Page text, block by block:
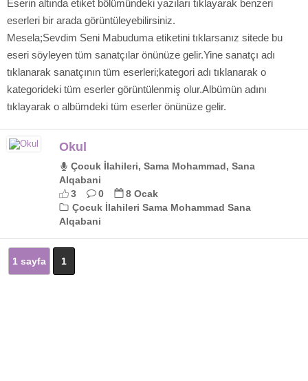
Eserin altında etiket bölümündeki yazıları tıklayarak benzeri
eserleri bir arada görüntüleyebilirsiniz.
Mesela;Sevdim Seni Mabuduma etiketini tıklarsanız sitede bu
eseri söyleyen tüm sanatçılar önünüze gelir.Yine sanatçı adı
tıklanarak sanatçının tüm eserleri;kategori adı tıklanarak o
kategorideki tüm eserler görüntülenmiş olur.Albümün adını
tıklayarak o albümdeki tüm eserler önünüze gelir.
Okul
Çocuk İlahileri, Sama Mohammad, Sana
Alqabani
3
0
8 Ocak
Çocuk İlahileri Sama Mohammad Sana
Alqabani
1 sayfa 1